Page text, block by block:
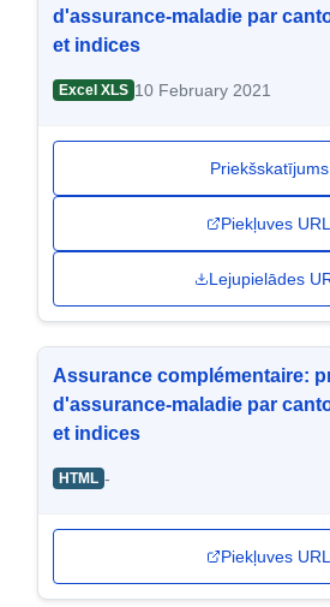
d'assurance-maladie par
et indices
Excel XLS 10 February 2021
Priekšskatījums
Piekļuves URL
Lejupielādes
Assurance complémentaire:
d'assurance-maladie par
et indices
HTML -
Piekļuves URL